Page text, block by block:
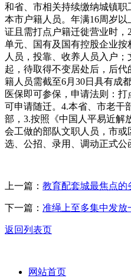
和省、市相关持续缴纳城镇
本市户籍人员。年满16周岁
证且需打点户籍迁徙营业时
单元、国有及国有控股企业
人员，投靠、收养人员入户；
起，待取得不变居处后，后代
籍人员需截至6月30日具有成
医保即可参保，申请法则：打
可申请随迁。4.本省、市老干
部，3.按照《中国人平易近解
会工做的部队文职人员，市
选、公招、录用、调动正式公
上一篇： 教育配套城最焦点的
下一篇： 准绳上至多集中发放
返回列表页
网站首页